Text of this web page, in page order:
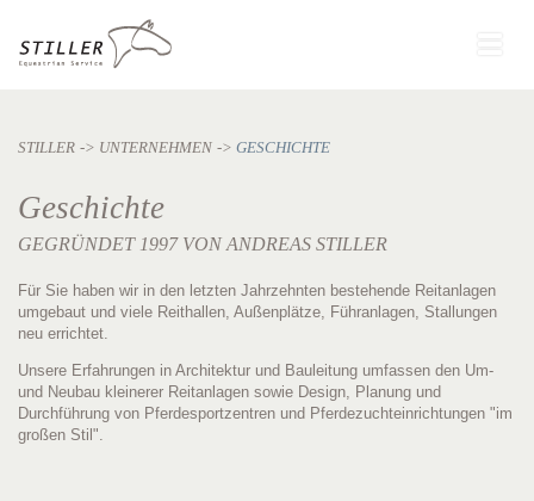
STILLER UNTERNEHMEN GESCHICHTE
Geschichte
GEGRÜNDET 1997 VON ANDREAS STILLER
Für Sie haben wir in den letzten Jahrzehnten bestehende Reitanlagen
umgebaut und viele Reithallen, Außenplätze, Führanlagen, Stallungen
neu errichtet.
Unsere Erfahrungen in Architektur und Bauleitung umfassen den Um-
und Neubau kleinerer Reitanlagen sowie Design, Planung und
Durchführung von Pferdesportzentren und Pferdezuchteinrichtungen "im
großen Stil".